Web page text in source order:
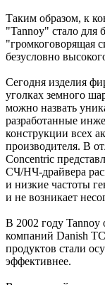
Таким образом, к
"Tannoy" стало для
"громкоговорящая
безусловно
Сегодня изделия
уголках земного
можно назвать
разработанные
конструкции всех
производителя. В
Concentric
СЧ/НЧ-драйвера
и низкие частоты
и не возникает
В 2002 году Tannoy
компаний Danish
продуктов стали
эффективнее.